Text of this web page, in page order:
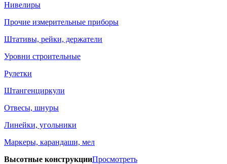
Нивелиры
Прочие измерительные приборы
Штативы, рейки, держатели
Уровни строительные
Рулетки
Штангенциркули
Отвесы, шнуры
Линейки, угольники
Маркеры, карандаши, мел
Высотные конструкцииПросмотреть